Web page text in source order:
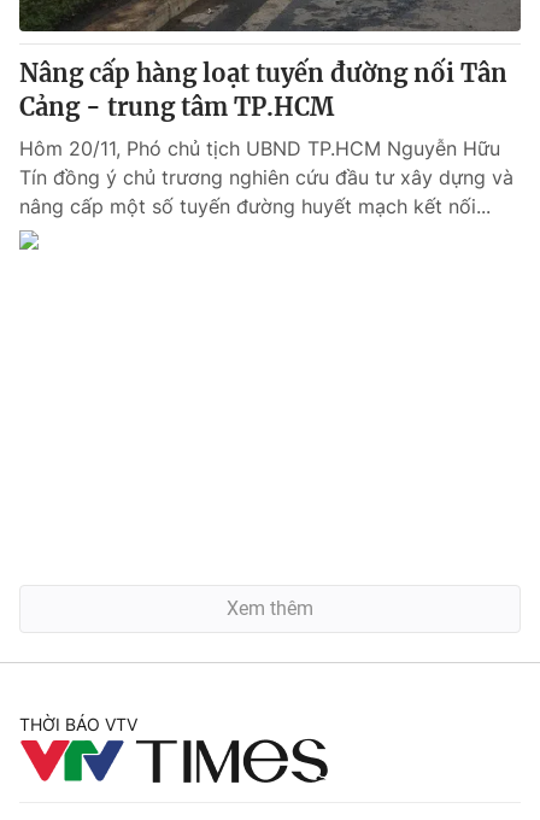
Nâng cấp hàng loạt tuyến đường nối Tân
Cảng - trung tâm TP.HCM
Hôm 20/11, Phó chủ tịch UBND TP.HCM Nguyễn Hữu
Tín đồng ý chủ trương nghiên cứu đầu tư xây dựng và
nâng cấp một số tuyến đường huyết mạch kết nối...
Xem thêm
THỜI BÁO VTV